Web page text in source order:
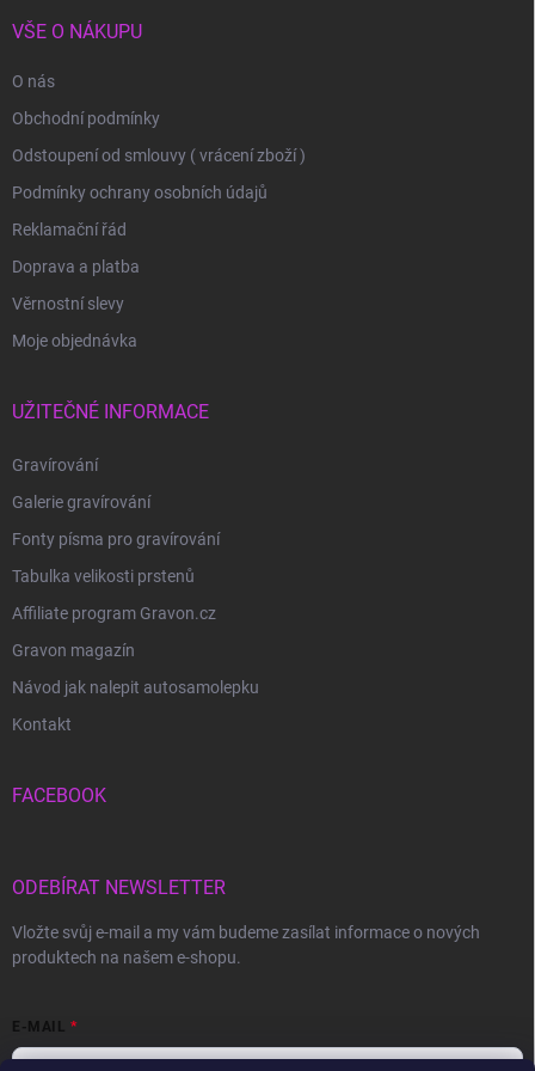
VŠE O NÁKUPU
O nás
Obchodní podmínky
Odstoupení od smlouvy ( vrácení zboží )
Podmínky ochrany osobních údajů
Reklamační řád
Doprava a platba
Věrnostní slevy
Moje objednávka
UŽITEČNÉ INFORMACE
Gravírování
Galerie gravírování
Fonty písma pro gravírování
Tabulka velikosti prstenů
Affiliate program Gravon.cz
Gravon magazín
Návod jak nalepit autosamolepku
Kontakt
FACEBOOK
ODEBÍRAT NEWSLETTER
Vložte svůj e-mail a my vám budeme zasílat informace o nových
produktech na našem e-shopu.
E-MAIL